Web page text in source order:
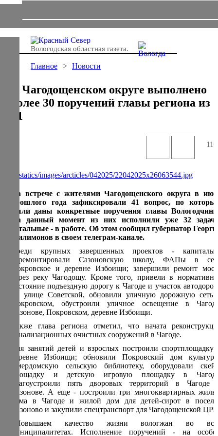
Вологодская областная газета.
Главное Новости
В Чагодощенском округе выполнено
более 30 поручений главы региона из
41
На встрече с жителями Чагодощенского округа в
прошлого года зафиксировали 41 вопрос, по
были даны конкретные поручения главы
На данный момент из них исполнили уже 32
остальные - в работе. Об этом сообщил губернатор
Филимонов в своем телеграм-канале.
Среди крупных завершенных проектов -
отремонтировали Сазоновскую школу, ФАПы в
Покровское и деревне Избоищи; завершили ремонт
через реку Чагодощу. Кроме того, привели в
состояние подъездную дорогу к Чагоде и участок
по улице Советской, обновили уличную дорожную сеть
Покровском, обустроили уличное освещение в
Сазонове, Покровском, деревне Избоищи.
Также глава региона отметил, что начата
канализационных очистных сооружений в Чагоде.
Для занятий детей и взрослых построили спортплощадку
деревне Избоищи; обновили Покровский дом
Смердомскую сельскую библиотеку, оборудовали
площадку и детскую игровую площадку в
благоустроили пять дворовых территорий в Чагоде
Сазонове. А еще - построили три многоквартирных
дома в Чагоде и жилой дом для детей-сирот в
Сазоново и закупили спецтранспорт для Чагодощенской
«Повышаем качество жизни вологжан во
муниципалитетах. Исполнение поручений - на